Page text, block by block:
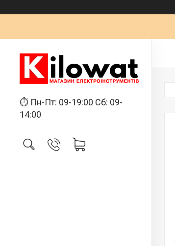
⏱ Пн-Пт: 09-19:00 Сб: 09-
14:00